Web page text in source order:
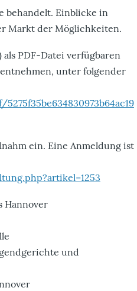
behandelt. Einblicke in
Markt der Möglichkeiten.
PDF-Datei verfügbaren
unter folgender
ein. Eine Anmeldung ist
Hannover
und